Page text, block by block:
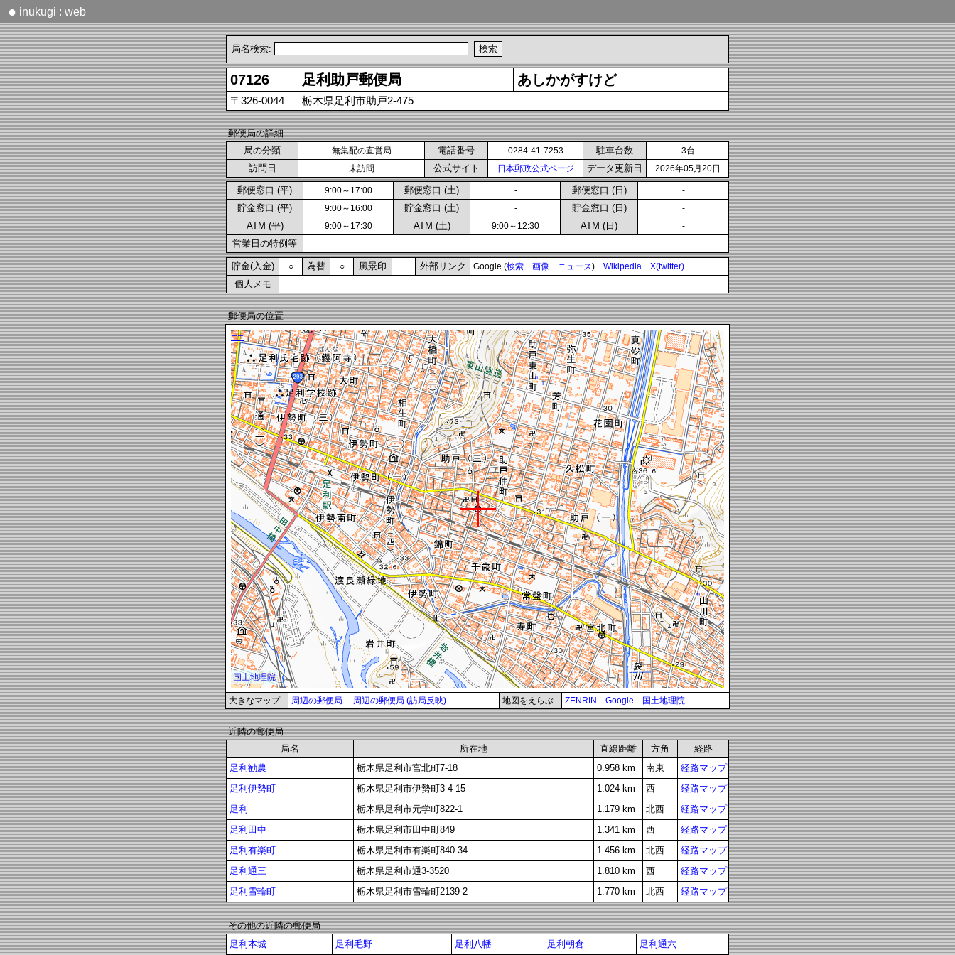
● inukugi : web
局名検索:
07126 足利助戸郵便局 あしかがすけど
〒326-0044 栃木県足利市助戸2-475
郵便局の詳細
局の分類
無集配の直営局 電話番号 0284-41-7253 駐車台数 3台
訪問日 未訪問 公式サイト 日本郵政公式ページ データ更新日 2026年05月20日
郵便窓口 (平) 9:00～17:00 郵便窓口 (土) - 郵便窓口 (日) -
貯金窓口 (平) 9:00～16:00 貯金窓口 (土) - 貯金窓口 (日) -
ATM (平) 9:00～17:30 ATM (土) 9:00～12:30 ATM (日) -
営業日の特例等
貯金(入金) ○ 為替 ○ 風景印 外部リンク Google (検索 画像 ニュース) Wikipedia X(twitter)
個人メモ
郵便局の位置
大きなマップ 周辺の郵便局 周辺の郵便局 (訪局反映) 地図をえらぶ ZENRIN Google 国土地理院
近隣の郵便局
局名
所在地 直線距離 方角
経路
足利勧農
栃木県足利市宮北町7-18 0.958 km 南東
経路マップ
足利伊勢町
栃木県足利市伊勢町3-4-15 1.024 km 西
経路マップ
足利
栃木県足利市元学町822-1 1.179 km 北西
経路マップ
足利田中
栃木県足利市田中町849 1.341 km 西
経路マップ
足利有楽町
栃木県足利市有楽町840-34 1.456 km 北西
経路マップ
足利通三
栃木県足利市通3-3520 1.810 km 西
経路マップ
足利雪輪町
栃木県足利市雪輪町2139-2 1.770 km 北西 経路マップ
その他の近隣の郵便局
足利本城
足利毛野 足利八幡 足利朝倉 足利通六